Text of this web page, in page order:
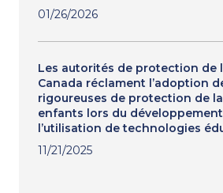
01/26/2026
Les autorités de protection de
Canada réclament l’adoption
rigoureuses de protection de
enfants lors du
l’utilisation de technologies
11/21/2025